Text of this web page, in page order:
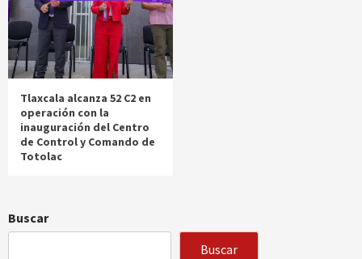
Tlaxcala alcanza 52 C2 en
operación con la
inauguración del Centro
de Control y Comando de
Totolac
Buscar
Buscar